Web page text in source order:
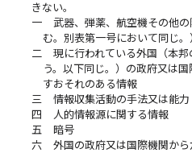
きない。
一
武器、弾薬、航空機その他
む。別表第一号において同じ。
二
現に行われている外国（本
う。以下同じ。）の政府又は
すおそれのある情報
三
情報収集活動の手法又は能力
四
人的情報源に関する情報
五
暗号
六
外国の政府又は国際機関か